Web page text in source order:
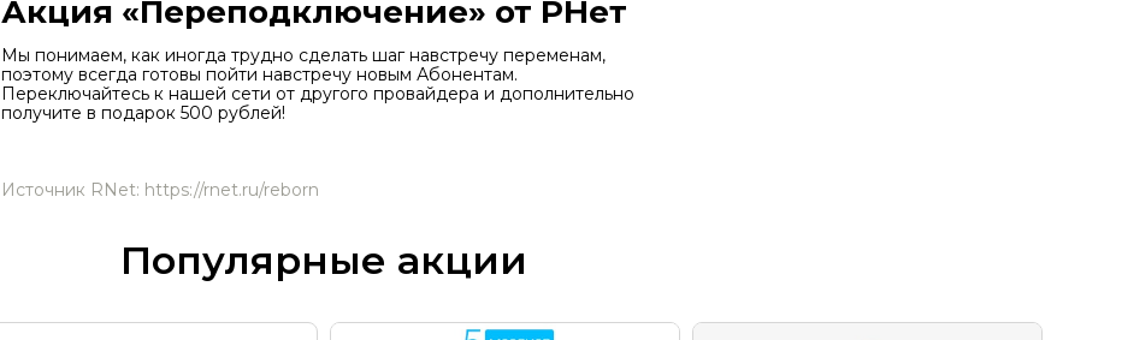
Акция «Переподключение» от РНет
Мы понимаем, как иногда трудно сделать шаг навстречу переменам,
поэтому всегда готовы пойти навстречу новым Абонентам.
Переключайтесь к нашей сети от другого провайдера и дополнительно
получите в подарок 500 рублей!
Источник RNet: https://rnet.ru/reborn
Популярные акции